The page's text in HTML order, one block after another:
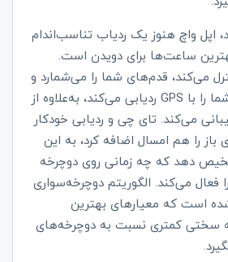
اپل واچ هنوز یک ردیاب تناسب‌اندام
ساعت‌ها برای دویدن است.
می‌کند، قدم‌های شما را می‌شمارد و
را با GPS ردیابی می‌کند، به‌علاوه از
می‌کند. تای چی و ردیابی خودکار
را هم امسال اضافه کرد، به این
دهد که چه زمانی روی دوچرخه
فعال می‌کند. الگوریتم دوچرخه‌سواری
است که معیارهای بهترین
سختی کمتری نسبت به دوچرخه‌های